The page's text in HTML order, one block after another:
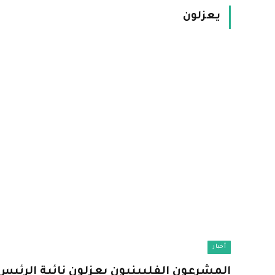
يعزلون
أخبار
المشرعون الفلبينيون يعزلون نائبة